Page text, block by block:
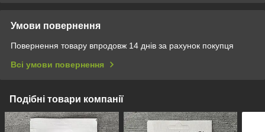
Умови повернення
Повернення товару впродовж 14 днів за рахунок покупця
Всі умови повернення
Подібні товари компанії